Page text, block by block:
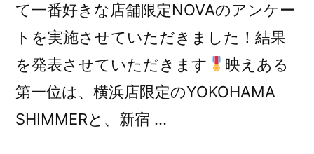
て一番好きな店舗限定NOVAのアンケー
トを実施させていただきました！結果
を発表させていただきます
映えある
第一位は、横浜店限定のYOKOHAMA
SHIMMERと、新宿 …